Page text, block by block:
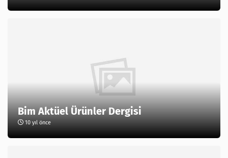
Bim Aktüel Ürünler Dergisi
10 yıl önce